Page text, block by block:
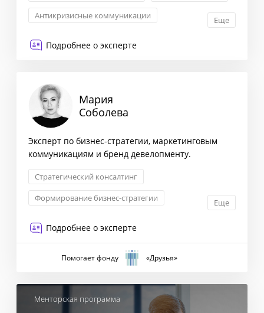
Антикризисные коммуникации
Еще
Подробнее о эксперте
Мария
Соболева
Эксперт по бизнес-стратегии, маркетинговым
коммуникациям и бренд девелопменту.
Стратегический консалтинг
Формирование бизнес-стратегии
Запуск новых продуктов
Еще
Подробнее о эксперте
Помогает фонду «Друзья»
Менторская программа